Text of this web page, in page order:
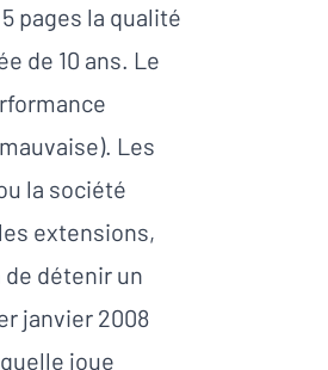
pages la qualité
de 10 ans. Le
Les
la société
extensions,
détenir un
janvier 2008
joue